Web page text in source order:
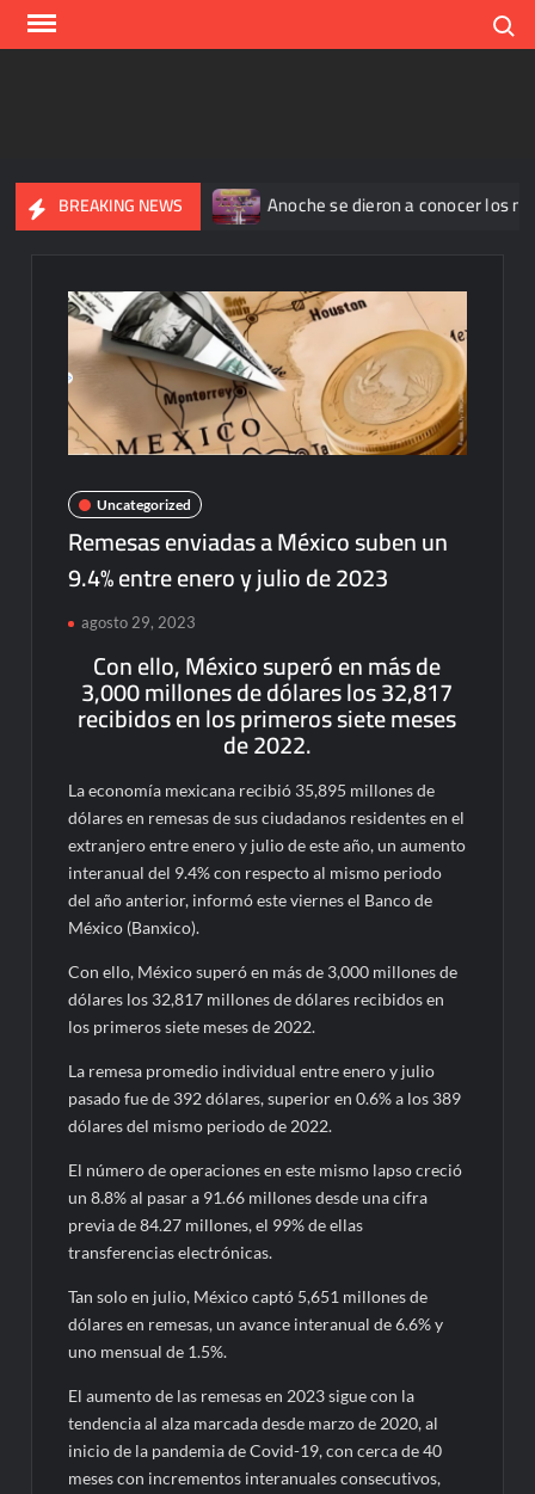
Skip
BREAKING NEWS
345 casos Anoche se dieron a conocer los
Uncategorized
Remesas enviadas a México suben un
9.4% entre enero y julio de 2023
agosto 29, 2023
Con ello, México superó en más de
3,000 millones de dólares los 32,817
recibidos en los primeros siete meses
de 2022.
La economía mexicana recibió 35,895 millones de
dólares en remesas de sus ciudadanos residentes en el
extranjero entre enero y julio de este año, un aumento
interanual del 9.4% con respecto al mismo periodo
del año anterior, informó este viernes el Banco de
México (Banxico).
Con ello, México superó en más de 3,000 millones de
dólares los 32,817 millones de dólares recibidos en
los primeros siete meses de 2022.
La remesa promedio individual entre enero y julio
pasado fue de 392 dólares, superior en 0.6% a los 389
dólares del mismo periodo de 2022.
El número de operaciones en este mismo lapso creció
un 8.8% al pasar a 91.66 millones desde una cifra
previa de 84.27 millones, el 99% de ellas
transferencias electrónicas.
Tan solo en julio, México captó 5,651 millones de
dólares en remesas, un avance interanual de 6.6% y
uno mensual de 1.5%.
El aumento de las remesas en 2023 sigue con la
tendencia al alza marcada desde marzo de 2020, al
inicio de la pandemia de Covid-19, con cerca de 40
meses con incrementos interanuales consecutivos,